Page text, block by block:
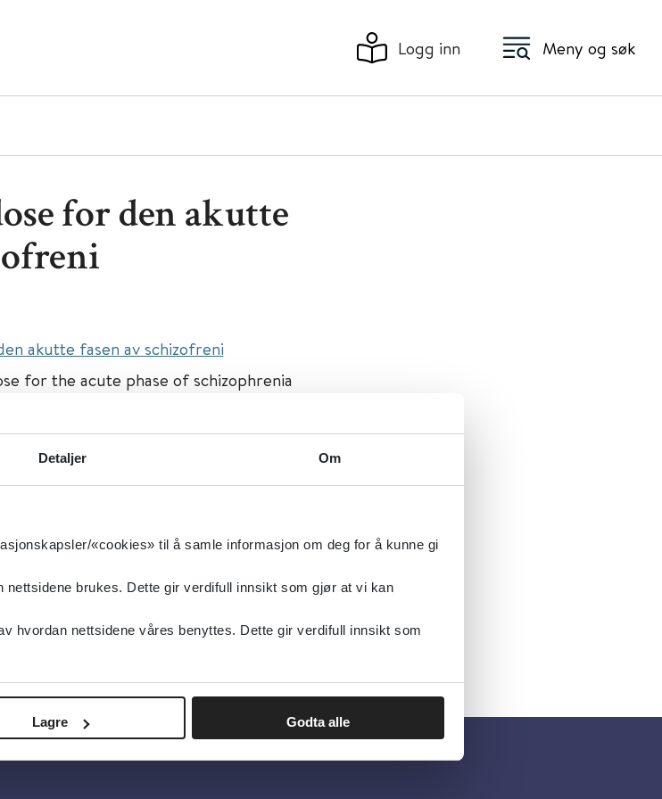
Detaljer Om
«cookies» til å samle informasjon om deg for å kunne gi
brukes. Dette gir verdifull innsikt som gjør at vi kan
hvordan nettsidene våres benyttes. Dette gir verdifull innsikt som
Lagre Godta alle
Logg inn Meny og søk
for den akutte
akutte fasen av schizofreni
for the acute phase of schizophrenia
Akuttpsykiatri
og psykose